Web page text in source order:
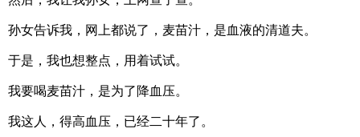
孙女告诉我，网上都说了，麦苗汁，是血液的清道夫。
于是，我也想整点，用着试试。
我要喝麦苗汁，是为了降血压。
我这人，得高血压，已经二十年了。